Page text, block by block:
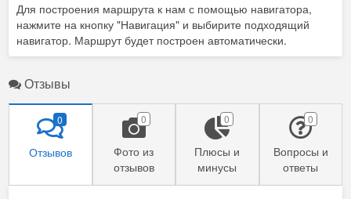
Для построения маршрута к нам с помощью навигатора,
нажмите на кнопку "Навигация" и выбирите подходящий
навигатор. Маршрут будет построен автоматически.
Отзывы
Отзывов
0
Фото из
отзывов
0
Плюсы и
минусы
0
Вопросы и
ответы
0